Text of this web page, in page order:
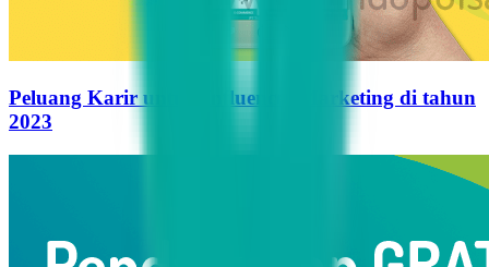
Peluang Karir untuk Influencer Marketing di tahun
2023